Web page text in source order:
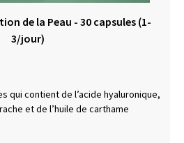
de la Peau - 30 capsules (1-
3/jour)
qui contient de l’acide hyaluronique,
et de l’huile de carthame